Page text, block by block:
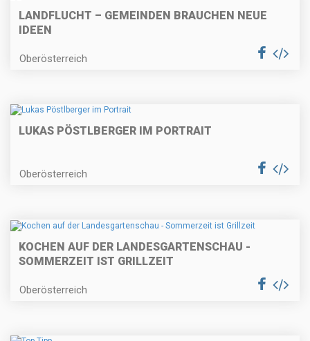
LANDFLUCHT – GEMEINDEN BRAUCHEN NEUE
IDEEN
Oberösterreich
LUKAS PÖSTLBERGER IM PORTRAIT
Oberösterreich
KOCHEN AUF DER LANDESGARTENSCHAU -
SOMMERZEIT IST GRILLZEIT
Oberösterreich